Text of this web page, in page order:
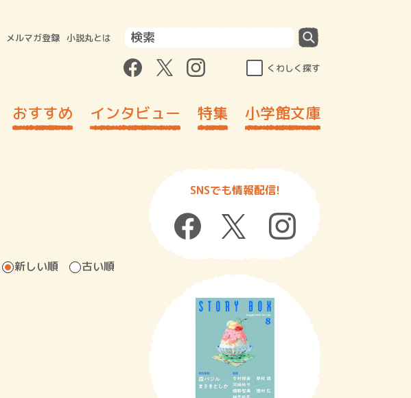
メルマガ登録 小説丸とは
くわしく探す
おすすめ インタビュー 特集 小学館文庫
新しい順 古い順
SNSでも情報配信!